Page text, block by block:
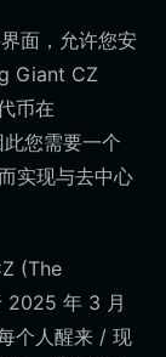
面，允许您安
Giant CZ
币在
您需要一个
实现与去中心
(The
2025 年 3 月
个人醒来 / 现